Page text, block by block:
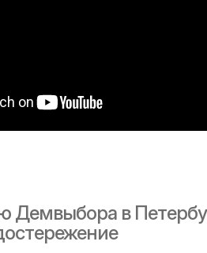
Демвыбора в